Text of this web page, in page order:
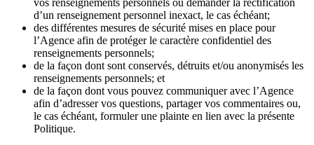
d’un renseignement personnel inexact, le cas échéant;
des différentes mesures de sécurité mises en place pour
l’Agence afin de protéger le caractère confidentiel des
renseignements personnels;
de la façon dont sont conservés, détruits et/ou anonymisés les
renseignements personnels; et
de la façon dont vous pouvez communiquer avec l’Agence
afin d’adresser vos questions, partager vos commentaires ou,
le cas échéant, formuler une plainte en lien avec la présente
Politique.